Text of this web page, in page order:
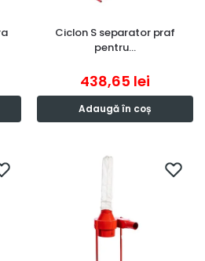
Ciclon S separator praf
pentru…
438,65 lei
Adaugă în coș